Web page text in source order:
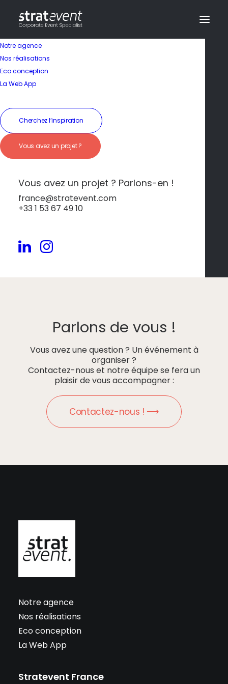
Notre agence
Nos réalisations
Eco conception
La Web App
Cherchez l’inspiration
Vous avez un projet ?
Vous avez un projet ? Parlons-en !
france@stratevent.com
+33 1 53 67 49 10
Ville verte et éco-
responsable
Ljubljana
Ljubljana est la première capitale verte
Parlons de vous !
Vous avez une question ? Un événement à
organiser ?
Contactez-nous et notre équipe se fera un
plaisir de vous accompagner :
Contactez-nous ! ⟶
Notre agence
Nos réalisations
Eco conception
La Web App
Stratevent France